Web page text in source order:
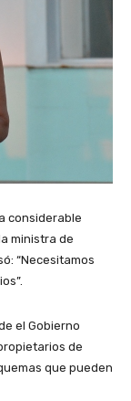
considerable
ministra de
“Necesitamos
el Gobierno
de
que pueden